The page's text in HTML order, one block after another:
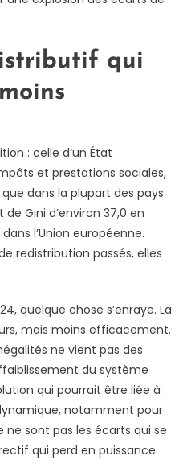
qui
: celle d’un État
et prestations sociales,
dans la plupart des pays
Gini d’environ 37,0 en
l’Union européenne.
redistribution passés, elles
quelque chose s’enraye. La
mais moins efficacement.
ne vient pas des
du système
qui pourrait être liée à
notamment pour
ne sont pas les écarts qui se
qui perd en puissance.